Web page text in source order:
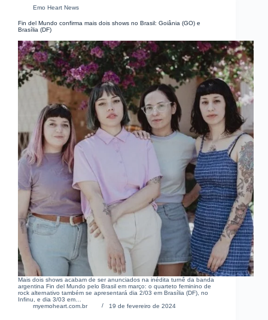
Emo Heart News
Fin del Mundo confirma mais dois shows no Brasil: Goiânia (GO) e
Brasília (DF)
Mais dois shows acabam de ser anunciados na inédita turnê da banda
argentina Fin del Mundo pelo Brasil em março: o quarteto feminino de
rock alternativo também se apresentará dia 2/03 em Brasília (DF), no
Infinu, e dia 3/03 em…
myemoheart.com.br
19 de fevereiro de 2024